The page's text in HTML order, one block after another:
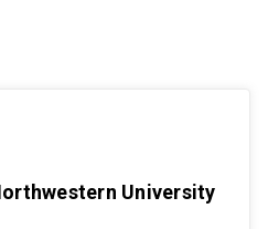
University